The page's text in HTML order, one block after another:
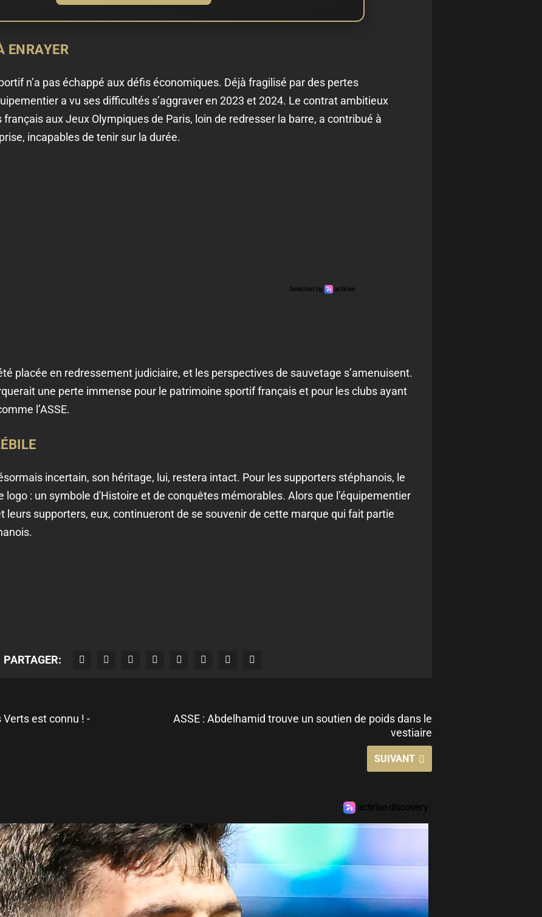
ENRAYER
n’a pas échappé aux défis économiques. Déjà fragilisé par des pertes
a vu ses difficultés s’aggraver en 2023 et 2024. Le contrat ambitieux
aux Jeux Olympiques de Paris, loin de redresser la barre, a contribué à
incapables de tenir sur la durée.
placée en redressement judiciaire, et les perspectives de sauvetage s’amenuisent.
une perte immense pour le patrimoine sportif français et pour les clubs ayant
l’ASSE.
incertain, son héritage, lui, restera intact. Pour les supporters stéphanois, le
logo : un symbole d'Histoire et de conquêtes mémorables. Alors que l’équipementier
leurs supporters, eux, continueront de se souvenir de cette marque qui fait partie
PARTAGER:
est connu ! -
ASSE : Abdelhamid trouve un soutien de poids dans le
vestiaire
SUIVANT